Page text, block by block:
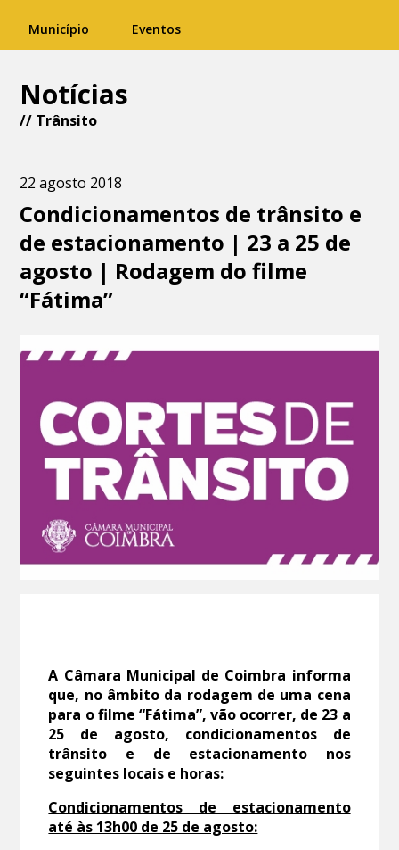
Município Eventos
Notícias
// Trânsito
22 agosto 2018
Condicionamentos de trânsito e
de estacionamento | 23 a 25 de
agosto | Rodagem do filme
“Fátima”
A Câmara Municipal de Coimbra informa
que, no âmbito da rodagem de uma cena
para o filme “Fátima”, vão ocorrer, de 23 a
25 de agosto, condicionamentos de
trânsito e de estacionamento nos
seguintes locais e horas:
Condicionamentos de estacionamento
até às 13h00 de 25 de agosto: